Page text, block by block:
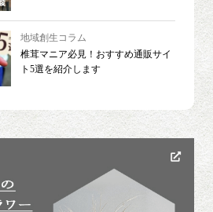
地域創生コラム
椎茸マニア必見！おすすめ通販サイ
ト5選を紹介します